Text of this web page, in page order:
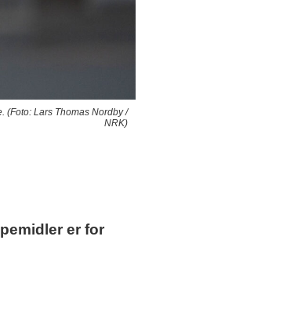
(Foto: Lars Thomas Nordby /
NRK)
er for